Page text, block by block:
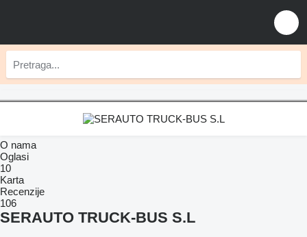
O nama
Oglasi
10
Karta
Recenzije
106
SERAUTO TRUCK-BUS S.L